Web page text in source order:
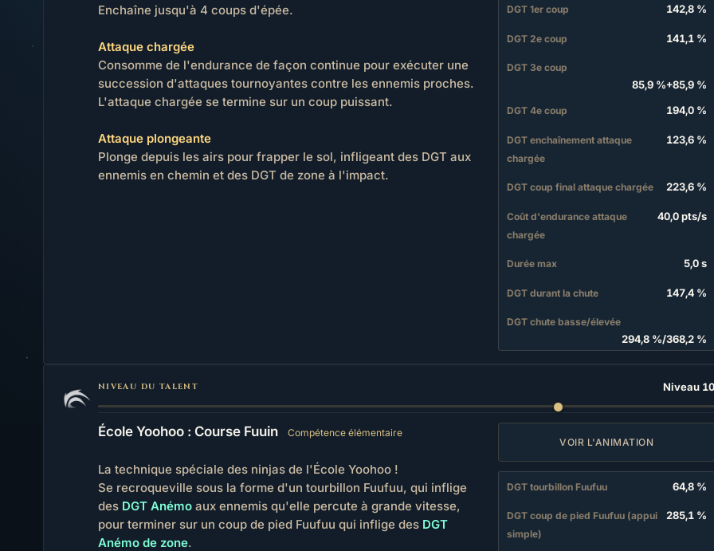
Enchaîne jusqu'à 4 coups d'épée.
Attaque chargée
Consomme de l'endurance de façon continue pour exécuter une
succession d'attaques tournoyantes contre les ennemis proches.
L'attaque chargée se termine sur un coup puissant.
Attaque plongeante
Plonge depuis les airs pour frapper le sol, infligeant des DGT aux
ennemis en chemin et des DGT de zone à l'impact.
DGT 1er coup 142,8 %
DGT 2e coup 141,1 %
DGT 3e coup
85,9 %+85,9 %
DGT 4e coup 194,0 %
DGT enchaînement attaque
chargée
123,6 %
DGT coup final attaque chargée 223,6 %
Coût d'endurance attaque
chargée
40,0 pts/s
Durée max 5,0 s
DGT durant la chute 147,4 %
DGT chute basse/élevée
294,8 %/368,2 %
NIVEAU DU TALENT Niveau
École Yoohoo : Course Fuuin Compétence élémentaire
La technique spéciale des ninjas de l'École Yoohoo !
Se recroqueville sous la forme d'un tourbillon Fuufuu, qui inflige
des DGT Anémoaux ennemis qu'elle percute à grande vitesse,
pour terminer sur un coup de pied Fuufuu qui inflige des DGT
Anémo de zone.
VOIR L'ANIMATION
DGT tourbillon Fuufuu 64,8 %
DGT coup de pied Fuufuu (appui
simple)
285,1 %